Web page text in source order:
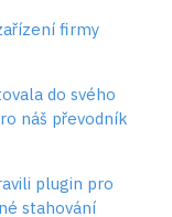
firmy
do svého
náš převodník
plugin pro
stahování